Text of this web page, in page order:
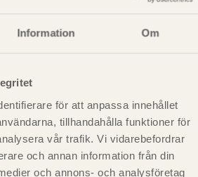
Information Om
för att anpassa innehållet
tillhandahålla funktioner för
vår trafik. Vi vidarebefordrar
och annan information från din
och annons- och analysföretag